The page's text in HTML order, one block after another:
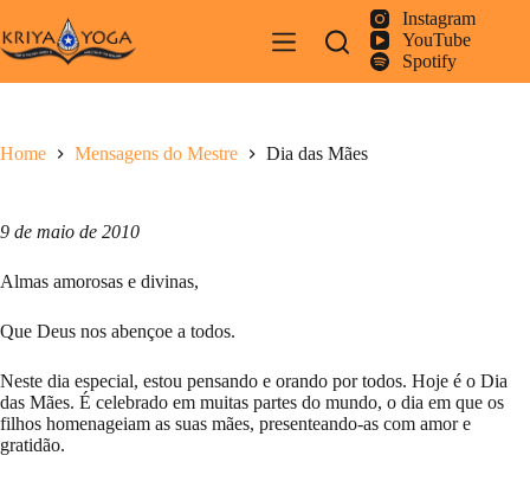
para
o
Instagram
YouTube
Spotify
Home Mensagens do Mestre Dia das Mães
9 de maio de 2010
Almas amorosas e divinas,
Que Deus nos abençoe a todos.
Neste dia especial, estou pensando e orando por todos. Hoje é o Dia
das Mães. É celebrado em muitas partes do mundo, o dia em que os
filhos homenageiam as suas mães, presenteando-as com amor e
gratidão.